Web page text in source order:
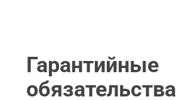
Гарантийные
обязательства